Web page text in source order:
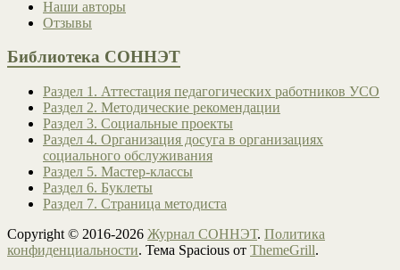
Наши авторы
Отзывы
Библиотека СОННЭТ
Раздел 1. Аттестация педагогических работников УСО
Раздел 2. Методические рекомендации
Раздел 3. Социальные проекты
Раздел 4. Организация досуга в организациях
социального обслуживания
Раздел 5. Мастер-классы
Раздел 6. Буклеты
Раздел 7. Страница методиста
Copyright © 2016-2026 Журнал СОННЭТ. Политика
конфиденциальности. Тема Spacious от ThemeGrill.